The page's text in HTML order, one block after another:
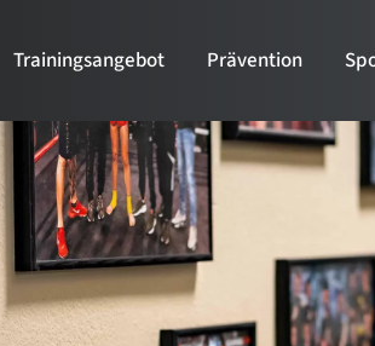
Trainingsangebot Prävention